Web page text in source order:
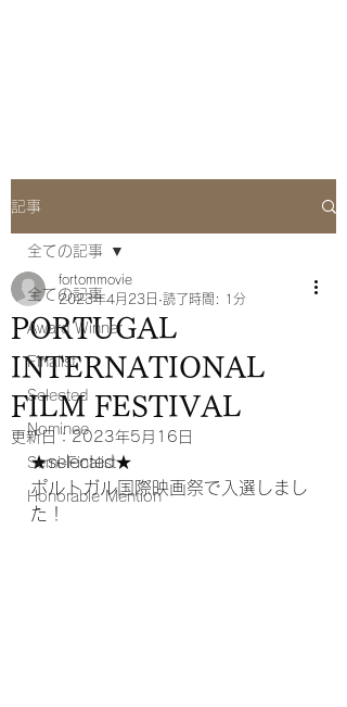
記事
全ての記事
Award Winner
Finalist
Selected
Nominee
Semi-Finalist
Honorable Mention
全ての記事
PORTUGAL
INTERNATIONAL
FILM FESTIVAL
fortommovie
2023年4月23日 読了時間: 1分
更新日：2023年5月16日
★selected★
ポルトガル国際映画祭で入選しまし
た！